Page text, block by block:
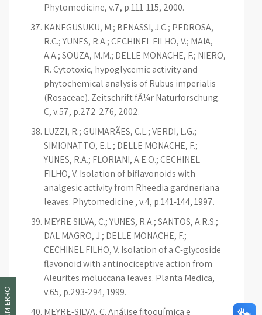
Phytomedicine, v.7, p.111-115, 2000.
KANEGUSUKU, M.; BENASSI, J.C.; PEDROSA,
R.C.; YUNES, R.A.; CECHINEL FILHO, V.; MAIA,
A.A.; SOUZA, M.M.; DELLE MONACHE, F.; NIERO,
R. Cytotoxic, hypoglycemic activity and
phytochemical analysis of Rubus imperialis
(Rosaceae). Zeitschrift fÃ¼r Naturforschung.
C, v.57, p.272-276, 2002.
LUZZI, R.; GUIMARÃES, C.L.; VERDI, L.G.;
SIMIONATTO, E.L.; DELLE MONACHE, F.;
YUNES, R.A.; FLORIANI, A.E.O.; CECHINEL
FILHO, V. Isolation of biflavonoids with
analgesic activity from Rheedia gardneriana
leaves. Phytomedicine , v.4, p.141-144, 1997.
MEYRE SILVA, C.; YUNES, R.A.; SANTOS, A.R.S.;
DAL MAGRO, J.; DELLE MONACHE, F.;
CECHINEL FILHO, V. Isolation of a C-glycoside
flavonoid with antinociceptive action from
Aleurites moluccana leaves. Planta Medica,
v.65, p.293-294, 1999.
MEYRE-SILVA, C. Análise fitoquímica e